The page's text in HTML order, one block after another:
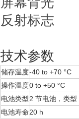
反射标志
技术参数
储存温度-40 to +70 °C
操作温度0 to +50 °C
电池类型2 节电池，类型
电池寿命20 h